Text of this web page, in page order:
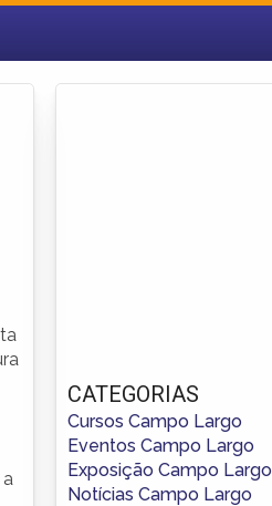
CATEGORIAS
Cursos Campo Largo
Eventos Campo Largo
Exposição Campo Largo
Notícias Campo Largo